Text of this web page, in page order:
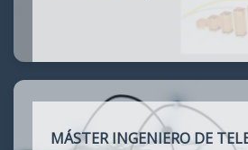
MÁSTER INGENIERO DE